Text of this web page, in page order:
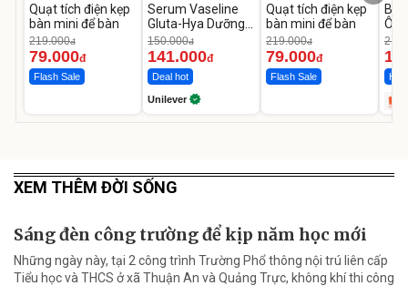
Quạt tích điện kẹp
bàn mini để bàn
219.000đ
79.000đ
Flash Sale
Serum Vaseline
Gluta-Hya Dưỡng
Da Sáng Mịn Sau 7
Ngày
150.000đ
141.000đ
Deal hot
Unilever
Quạt tích điện kẹp
bàn mini để bàn
219.000đ
79.000đ
Flash Sale
Ô
Hot
XEM THÊM ĐỜI SỐNG
Sáng đèn công trường để kịp năm học mới
Những ngày này, tại 2 công trình Trường Phổ thông nội trú liên cấp
Tiểu học và THCS ở xã Thuận An và Quảng Trực, không khí thi công